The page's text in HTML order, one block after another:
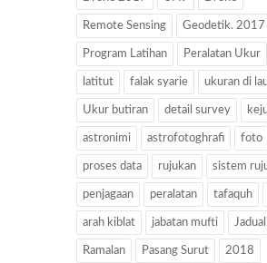
Remote Sensing Geodetik. 2017
Program Latihan Peralatan Ukur
latitut falak syarie ukuran di
Ukur butiran detail survey
astronimi astrofotoghrafi foto
proses data rujukan sistem
penjagaan peralatan tafaquh
arah kiblat jabatan mufti Jadual
Ramalan Pasang Surut 2018